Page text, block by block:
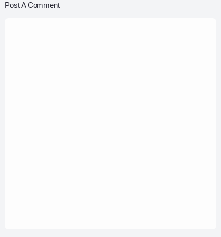
Post A Comment